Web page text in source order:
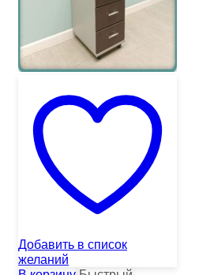
Добавить в список
желаний